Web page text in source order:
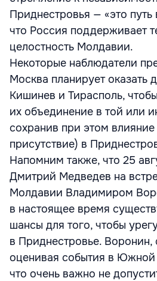
Приднестровья — «это путь
что Россия поддерживает
целостность Молдавии.
Некоторые наблюдатели
Москва планирует оказать
Кишинев и Тирасполь,
их объединение в той или
сохранив при этом
присутствие) в
Напомним также, что 25
Дмитрий Медведев на
Молдавии Владимиром
в настоящее время
шансы для того, чтобы
в Приднестровье. Воронин,
оценивая события в Южной
что очень важно не